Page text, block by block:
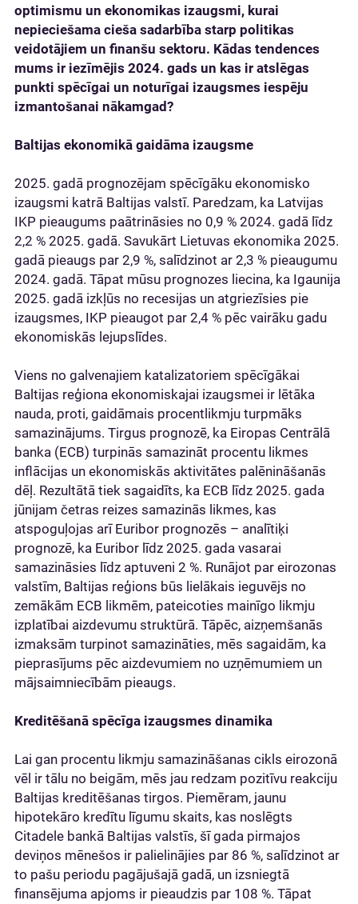
optimismu un ekonomikas izaugsmi, kurai
nepieciešama cieša sadarbība starp politikas
veidotājiem un finanšu sektoru. Kādas tendences
mums ir iezīmējis 2024. gads un kas ir atslēgas
punkti spēcīgai un noturīgai izaugsmes iespēju
izmantošanai nākamgad?
Baltijas ekonomikā gaidāma izaugsme
2025. gadā prognozējam spēcīgāku ekonomisko
izaugsmi katrā Baltijas valstī. Paredzam, ka Latvijas
IKP pieaugums paātrināsies no 0,9 % 2024. gadā līdz
2,2 % 2025. gadā. Savukārt Lietuvas ekonomika 2025.
gadā pieaugs par 2,9 %, salīdzinot ar 2,3 % pieaugumu
2024. gadā. Tāpat mūsu prognozes liecina, ka Igaunija
2025. gadā izkļūs no recesijas un atgriezīsies pie
izaugsmes, IKP pieaugot par 2,4 % pēc vairāku gadu
ekonomiskās lejupslīdes.
Viens no galvenajiem katalizatoriem spēcīgākai
Baltijas reģiona ekonomiskajai izaugsmei ir lētāka
nauda, proti, gaidāmais procentlikmju turpmāks
samazinājums. Tirgus prognozē, ka Eiropas Centrālā
banka (ECB) turpinās samazināt procentu likmes
inflācijas un ekonomiskās aktivitātes palēnināšanās
dēļ. Rezultātā tiek sagaidīts, ka ECB līdz 2025. gada
jūnijam četras reizes samazinās likmes, kas
atspoguļojas arī Euribor prognozēs – analītiķi
prognozē, ka Euribor līdz 2025. gada vasarai
samazināsies līdz aptuveni 2 %. Runājot par eirozonas
valstīm, Baltijas reģions būs lielākais ieguvējs no
zemākām ECB likmēm, pateicoties mainīgo likmju
izplatībai aizdevumu struktūrā. Tāpēc, aizņemšanās
izmaksām turpinot samazināties, mēs sagaidām, ka
pieprasījums pēc aizdevumiem no uzņēmumiem un
mājsaimniecībām pieaugs.
Kreditēšanā spēcīga izaugsmes dinamika
Lai gan procentu likmju samazināšanas cikls eirozonā
vēl ir tālu no beigām, mēs jau redzam pozitīvu reakciju
Baltijas kreditēšanas tirgos. Piemēram, jaunu
hipotekāro kredītu līgumu skaits, kas noslēgts
Citadele bankā Baltijas valstīs, šī gada pirmajos
deviņos mēnešos ir palielinājies par 86 %, salīdzinot ar
to pašu periodu pagājušajā gadā, un izsniegtā
finansējuma apjoms ir pieaudzis par 108 %. Tāpat